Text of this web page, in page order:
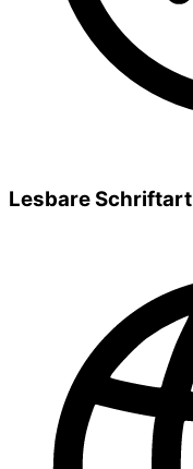
Lesbare Schriftart